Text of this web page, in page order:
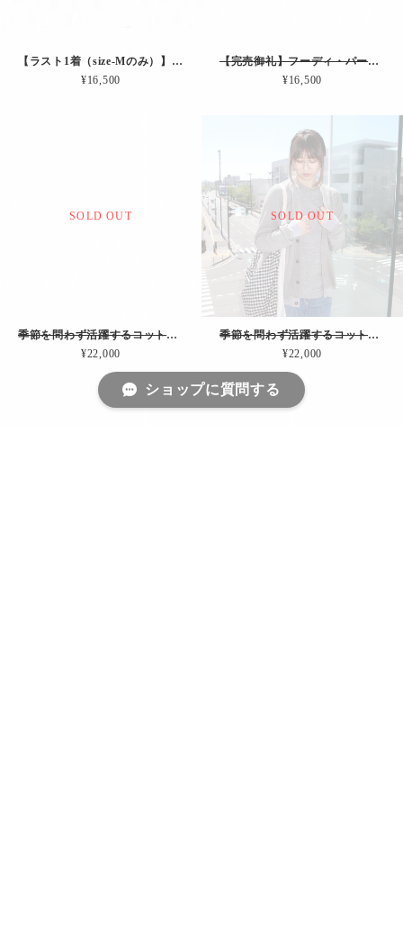
【ラスト1着（size-Mのみ）】フーディ・パーカ（カーキ）
¥16,500
【完売御礼】フーディ・パーカ（グレー）
¥16,500
SOLD OUT
季節を問わず活躍するコットン・カーディガン"Wind"」（チャコール）
¥22,000
SOLD OUT
季節を問わず活躍するコットン・カーディガン"Wind"」（グレー）
¥22,000
ショップに質問する